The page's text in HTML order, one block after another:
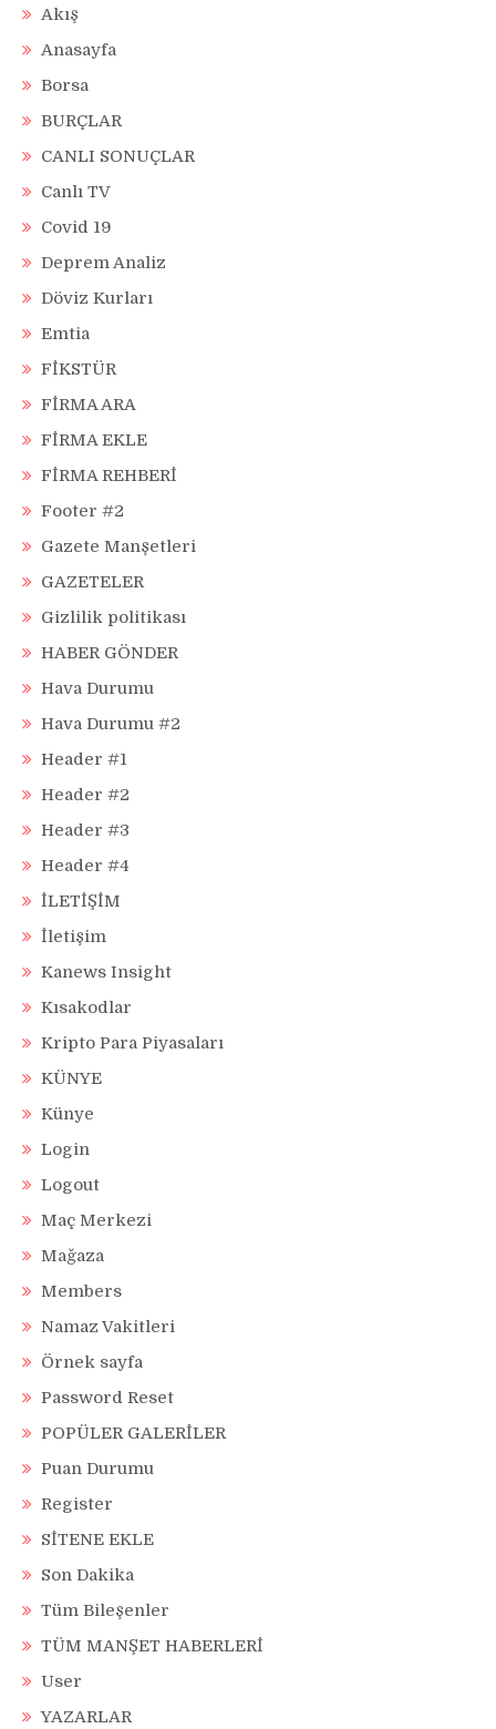
Akış
Anasayfa
Borsa
BURÇLAR
CANLI SONUÇLAR
Canlı TV
Covid 19
Deprem Analiz
Döviz Kurları
Emtia
FİKSTÜR
FİRMA ARA
FİRMA EKLE
FİRMA REHBERİ
Footer #2
Gazete Manşetleri
GAZETELER
Gizlilik politikası
HABER GÖNDER
Hava Durumu
Hava Durumu #2
Header #1
Header #2
Header #3
Header #4
İLETİŞİM
İletişim
Kanews Insight
Kısakodlar
Kripto Para Piyasaları
KÜNYE
Künye
Login
Logout
Maç Merkezi
Mağaza
Members
Namaz Vakitleri
Örnek sayfa
Password Reset
POPÜLER GALERİLER
Puan Durumu
Register
SİTENE EKLE
Son Dakika
Tüm Bileşenler
TÜM MANŞET HABERLERİ
User
YAZARLAR